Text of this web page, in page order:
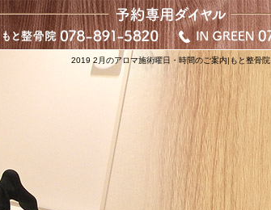
2019 2月のアロマ施術曜日・時間のご案内|もと整骨院